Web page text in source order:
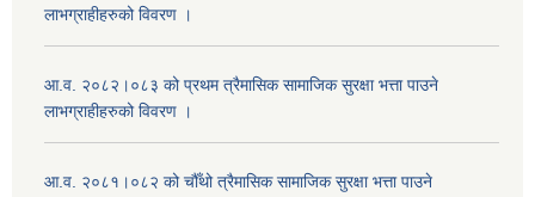
लाभग्राहीहरुको विवरण ।
आ.व. २०८२।०८३ को प्रथम त्रैमासिक सामाजिक सुरक्षा भत्ता पाउने
लाभग्राहीहरुको विवरण ।
आ.व. २०८१।०८२ को चौँथो त्रैमासिक सामाजिक सुरक्षा भत्ता पाउने